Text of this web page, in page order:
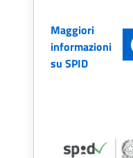
Maggiori
informazioni
su SPID